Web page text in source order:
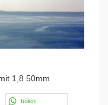
1,8 50mm
teilen